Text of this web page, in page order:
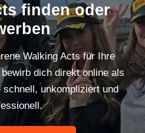
finden oder
Walking Acts für Ihre
dich direkt online als
schnell, unkompliziert und